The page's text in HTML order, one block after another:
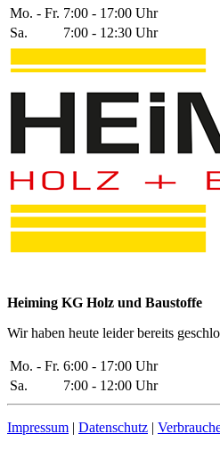
Mo. - Fr. 7:00 - 17:00 Uhr
Sa.
7:00 - 12:30 Uhr
Heiming KG Holz und Baustoffe
Wir haben heute leider bereits
Mo. - Fr. 6:00 - 17:00 Uhr
Sa.
7:00 - 12:00 Uhr
Impressum | Datenschutz |